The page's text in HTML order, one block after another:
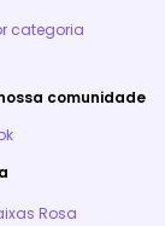
categoria
comunidade
Rosa